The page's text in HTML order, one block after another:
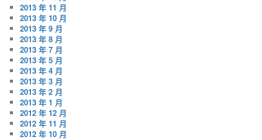
2013 年 11 月
2013 年 10 月
2013 年 9 月
2013 年 8 月
2013 年 7 月
2013 年 5 月
2013 年 4 月
2013 年 3 月
2013 年 2 月
2013 年 1 月
2012 年 12 月
2012 年 11 月
2012 年 10 月